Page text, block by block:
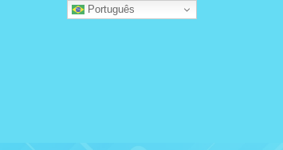
Português